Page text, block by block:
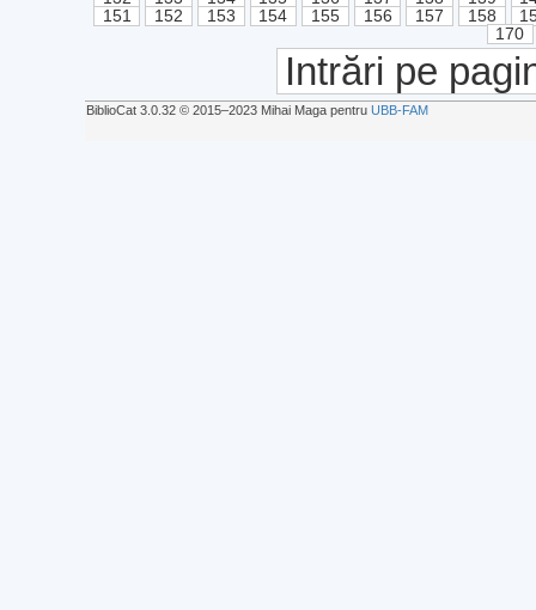
151
152 153 154 155 156 157 158
170
Intrări pe
BiblioCat 3.0.32 © 2015‒2023 Mihai Maga pentru UBB-FAM